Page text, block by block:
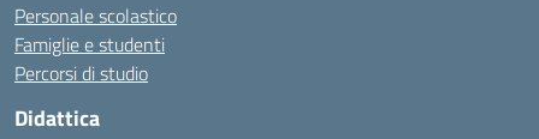
Personale scolastico
Famiglie e studenti
Percorsi di studio
Didattica